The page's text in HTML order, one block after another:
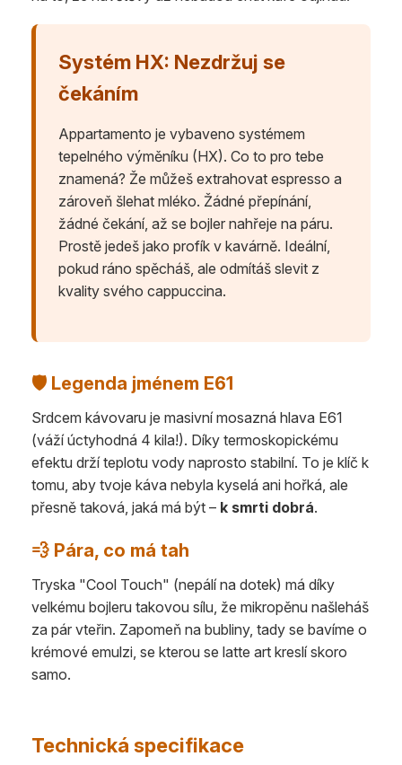
Systém HX: Nezdržuj se
čekáním
Appartamento je vybaveno systémem
tepelného výměníku (HX). Co to pro tebe
znamená? Že můžeš extrahovat espresso a
zároveň šlehat mléko. Žádné přepínání,
žádné čekání, až se bojler nahřeje na páru.
Prostě jedeš jako profík v kavárně. Ideální,
pokud ráno spěcháš, ale odmítáš slevit z
kvality svého cappuccina.
🛡️ Legenda jménem E61
Srdcem kávovaru je masivní mosazná hlava E61
(váží úctyhodná 4 kila!). Díky termoskopickému
efektu drží teplotu vody naprosto stabilní. To je klíč k
tomu, aby tvoje káva nebyla kyselá ani hořká, ale
přesně taková, jaká má být – k smrti dobrá.
💨 Pára, co má tah
Tryska "Cool Touch" (nepálí na dotek) má díky
velkému bojleru takovou sílu, že mikropěnu našleháš
za pár vteřin. Zapomeň na bubliny, tady se bavíme o
krémové emulzi, se kterou se latte art kreslí skoro
samo.
Technická specifikace